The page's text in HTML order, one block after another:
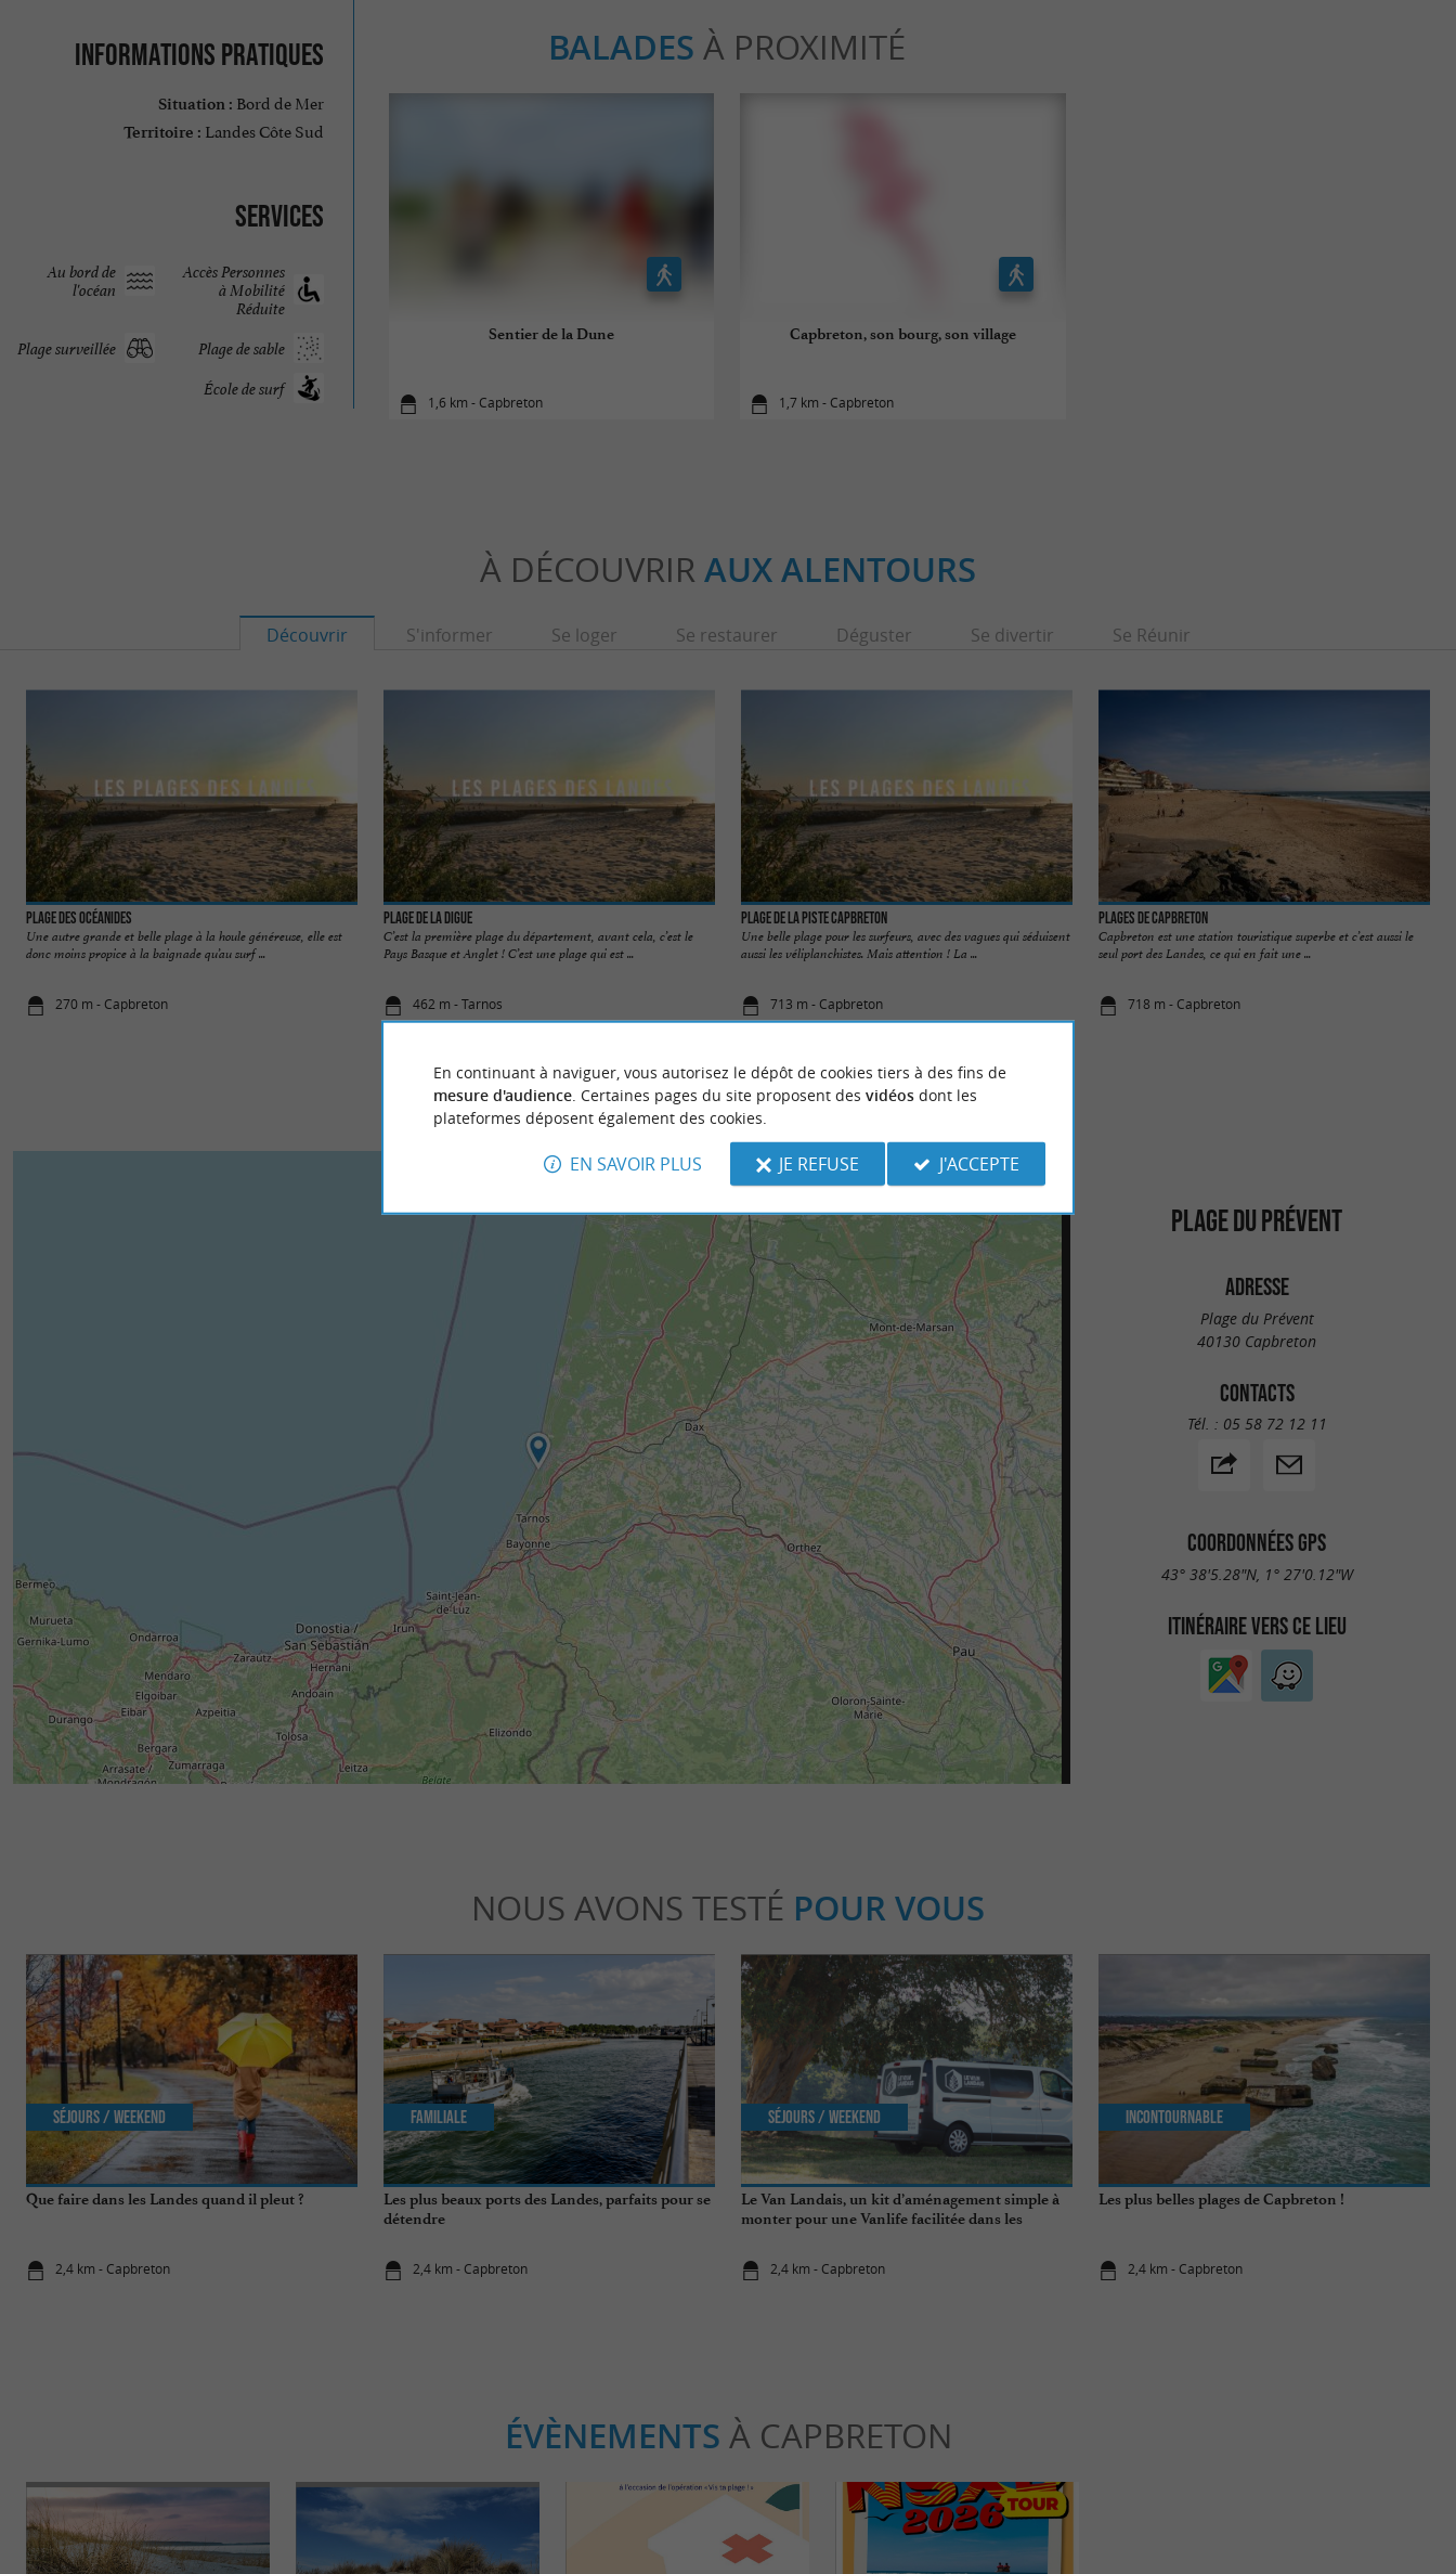
Informations pratiques
Situation : Bord de Mer
Territoire : Landes Côte Sud
Services
Accès Personnes
à Mobilité
Réduite
Au bord de
l'océan
Plage de sable
Plage surveillée
École de surf
BALADES À PROXIMITÉ
Sentier de la Dune
1,6 km - Capbreton
Capbreton, son bourg, son village
1,7 km - Capbreton
À DÉCOUVRIR AUX ALENTOURS
Découvrir S'informer Se loger Se restaurer Déguster Se divertir Se Réunir
Plage des Océanides
Une autre grande et belle plage à la houle généreuse, elle est
donc moins propice à la baignade qu’au surf ...
270 m - Capbreton
Plage de la Digue
C’est la première plage du département, avant cela, c’est le
Pays Basque et Anglet ! C’est une plage qui est ...
462 m - Tarnos
Plage de la Piste Capbreton
Une belle plage pour les surfeurs, avec des vagues qui séduisent
aussi les véliplanchistes. Mais attention ! La ...
713 m - Capbreton
Plages de Capbreton
Capbreton est une station touristique superbe et c’est aussi le
seul port des Landes, ce qui en fait une ...
718 m - Capbreton
PLAGE DU PRÉVENT
ADRESSE
Plage du Prévent
40130 Capbreton
CONTACTS
Tél. : 05 58 72 12 11
COORDONNÉES GPS
43° 38'5.28"N, 1° 27'0.12"W
ITINÉRAIRE VERS CE LIEU
NOUS AVONS TESTÉ POUR VOUS
Que faire dans les Landes quand il pleut ?
2,4 km - Capbreton
Séjours / Weekend
Les plus beaux ports des Landes, parfaits pour se
détendre
2,4 km - Capbreton
Familiale
Le Van Landais, un kit d’aménagement simple à
monter pour une Vanlife facilitée dans les
2,4 km - Capbreton
Séjours / Weekend
Les plus belles plages de Capbreton !
2,4 km - Capbreton
Incontournable
ÉVÈNEMENTS À CAPBRETON
En continuant à naviguer, vous autorisez le dépôt de cookies tiers à des fins de
mesure d'audience. Certaines pages du site proposent des vidéosdont les
plateformes déposent également des cookies.
EN SAVOIR PLUS JE REFUSE J'ACCEPTE